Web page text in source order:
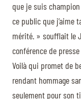
que je suis
ce public que j’aime
mérité. » soufflait le
conférence de
Voilà qui promet de
rendant hommage
seulement pour son